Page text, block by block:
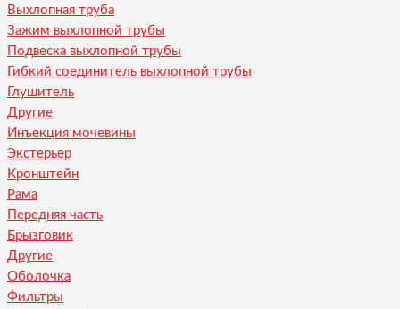
Выхлопная труба
Зажим выхлопной трубы
Подвеска выхлопной трубы
Гибкий соединитель выхлопной трубы
Глушитель
Другие
Инъекция мочевины
Экстерьер
Кронштейн
Рама
Передняя часть
Брызговик
Другие
Оболочка
Фильтры